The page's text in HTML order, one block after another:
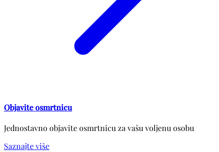
Objavite osmrtnicu
Jednostavno objavite osmrtnicu za vašu voljenu osobu
Saznajte više